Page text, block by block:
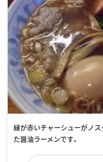
縁が赤いチャーシューがノ
た醤油ラーメンです。